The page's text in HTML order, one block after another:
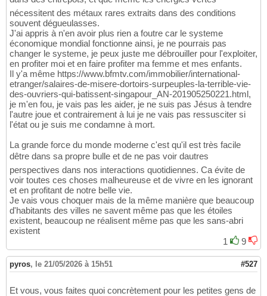
nécessitent des métaux rares extraits dans des conditions
souvent dégueulasses.
J'ai appris à n'en avoir plus rien a foutre car le systeme
économique mondial fonctionne ainsi, je ne pourrais pas
changer le systeme, je peux juste me débrouiller pour l'exploiter,
en profiter moi et en faire profiter ma femme et mes enfants.
Il y'a même https://www.bfmtv.com/immobilier/international-
etranger/salaires-de-misere-dortoirs-surpeuples-la-terrible-vie-
des-ouvriers-qui-batissent-singapour_AN-201905250221.html,
je m'en fou, je vais pas les aider, je ne suis pas Jésus à tendre
l'autre joue et contrairement à lui je ne vais pas ressusciter si
l'état ou je suis me condamne à mort.
La grande force du monde moderne c'est qu'il est très facile
dêtre dans sa propre bulle et de ne pas voir dautres
perspectives dans nos interactions quotidiennes. Ca évite de
voir toutes ces choses malheureuse et de vivre en les ignorant
et en profitant de notre belle vie.
Je vais vous choquer mais de la même manière que beaucoup
d'habitants des villes ne savent même pas que les étoiles
existent, beaucoup ne réalisent même pas que les sans-abri
existent
1
9
pyros, le 21/05/2026 à 15h51 #527
Et vous, vous faites quoi concrètement pour les petites gens de